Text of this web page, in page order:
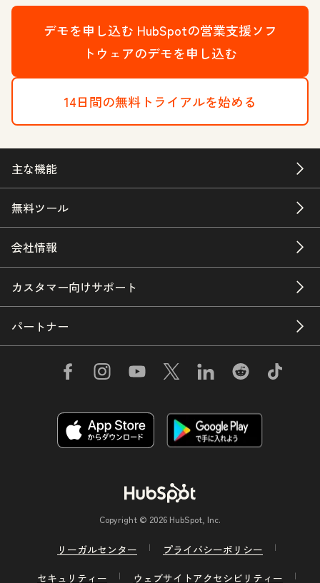
デモを申し込む HubSpotの営業支援ソフ
トウェアのデモを申し込む
14日間の無料トライアルを始める
主な機能
無料ツール
会社情報
カスタマー向けサポート
パートナー
Copyright © 2026 HubSpot, Inc.
リーガルセンター
プライバシーポリシー
セキュリティー
ウェブサイトアクセシビリティー